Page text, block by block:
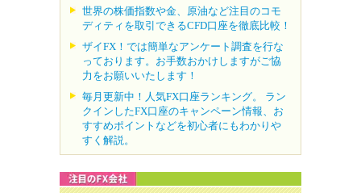
世界の株価指数や金、原油など注目のコモ
ディティを取引できるCFD口座を徹底比較！
ザイFX！では簡単なアンケート調査を行な
っております。お手数おかけしますがご協
力をお願いいたします！
毎月更新中！人気FX口座ランキング。 ラン
クインしたFX口座のキャンペーン情報、お
すすめポイントなどを初心者にもわかりや
すく解説。